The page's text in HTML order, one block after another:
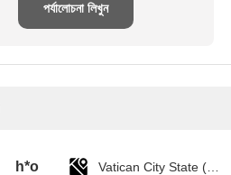
পর্যালোচনা লিখুন
h*o